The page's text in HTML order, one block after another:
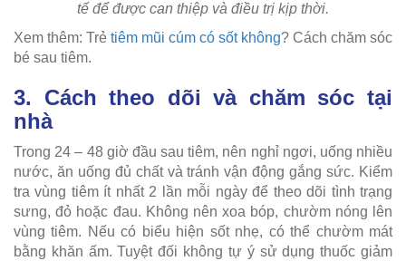
tế để được can thiệp và điều trị kịp thời.
Xem thêm: Trẻ tiêm mũi cúm có sốt không? Cách chăm sóc
bé sau tiêm.
3. Cách theo dõi và chăm sóc tại
nhà
Trong 24 – 48 giờ đầu sau tiêm, nên nghỉ ngơi, uống nhiều
nước, ăn uống đủ chất và tránh vận động gắng sức. Kiểm
tra vùng tiêm ít nhất 2 lần mỗi ngày để theo dõi tình trạng
sưng, đỏ hoặc đau. Không nên xoa bóp, chườm nóng lên
vùng tiêm. Nếu có biểu hiện sốt nhẹ, có thể chườm mát
bằng khăn ấm. Tuyệt đối không tự ý sử dụng thuốc giảm